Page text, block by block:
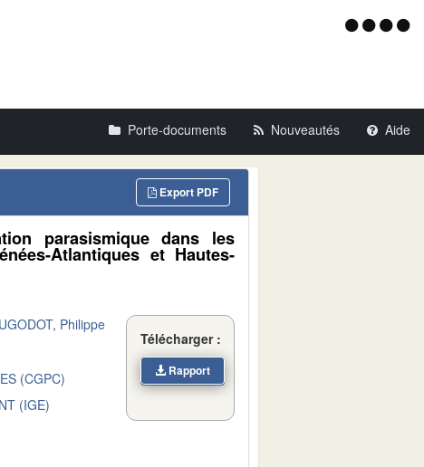
Menu
Porte-documents Nouveautés Aide
Export PDF
parasismique dans les
Atlantiques et Hautes-
Philippe
(CGPC)
(IGE)
Télécharger :
Rapport